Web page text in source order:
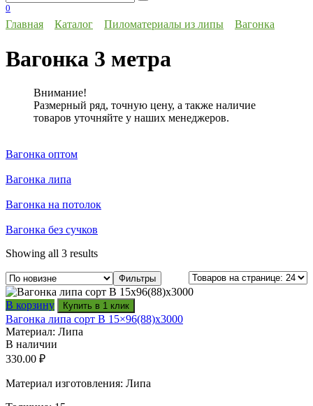
0
Главная Каталог Пиломатериалы из липы Вагонка
Вагонка 3 метра
Внимание!
Размерный ряд, точную цену, а также наличие
товаров уточняйте у наших менеджеров.
Вагонка оптом
Вагонка липа
Вагонка на потолок
Вагонка без сучков
Showing all 3 results
Фильтры
В корзину Купить в 1 клик
Вагонка липа сорт В 15×96(88)x3000
Материал: Липа
В наличии
330.00 ₽
Материал изготовления: Липа